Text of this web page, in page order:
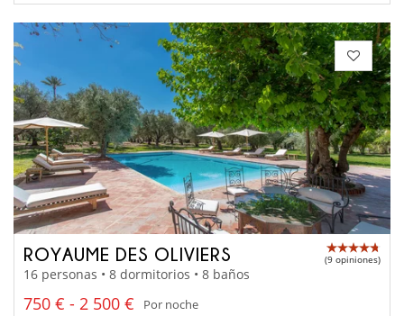
ROYAUME DES OLIVIERS (9 opiniones)
16 personas • 8 dormitorios • 8 baños
750 € - 2 500 €
Por noche